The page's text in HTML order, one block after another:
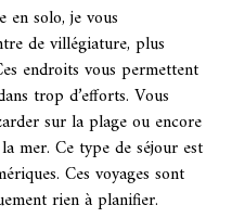
en solo, je vous
de villégiature, plus
endroits vous permettent
trop d’efforts. Vous
sur la plage ou encore
mer. Ce type de séjour est
Ces voyages sont
rien à planifier.